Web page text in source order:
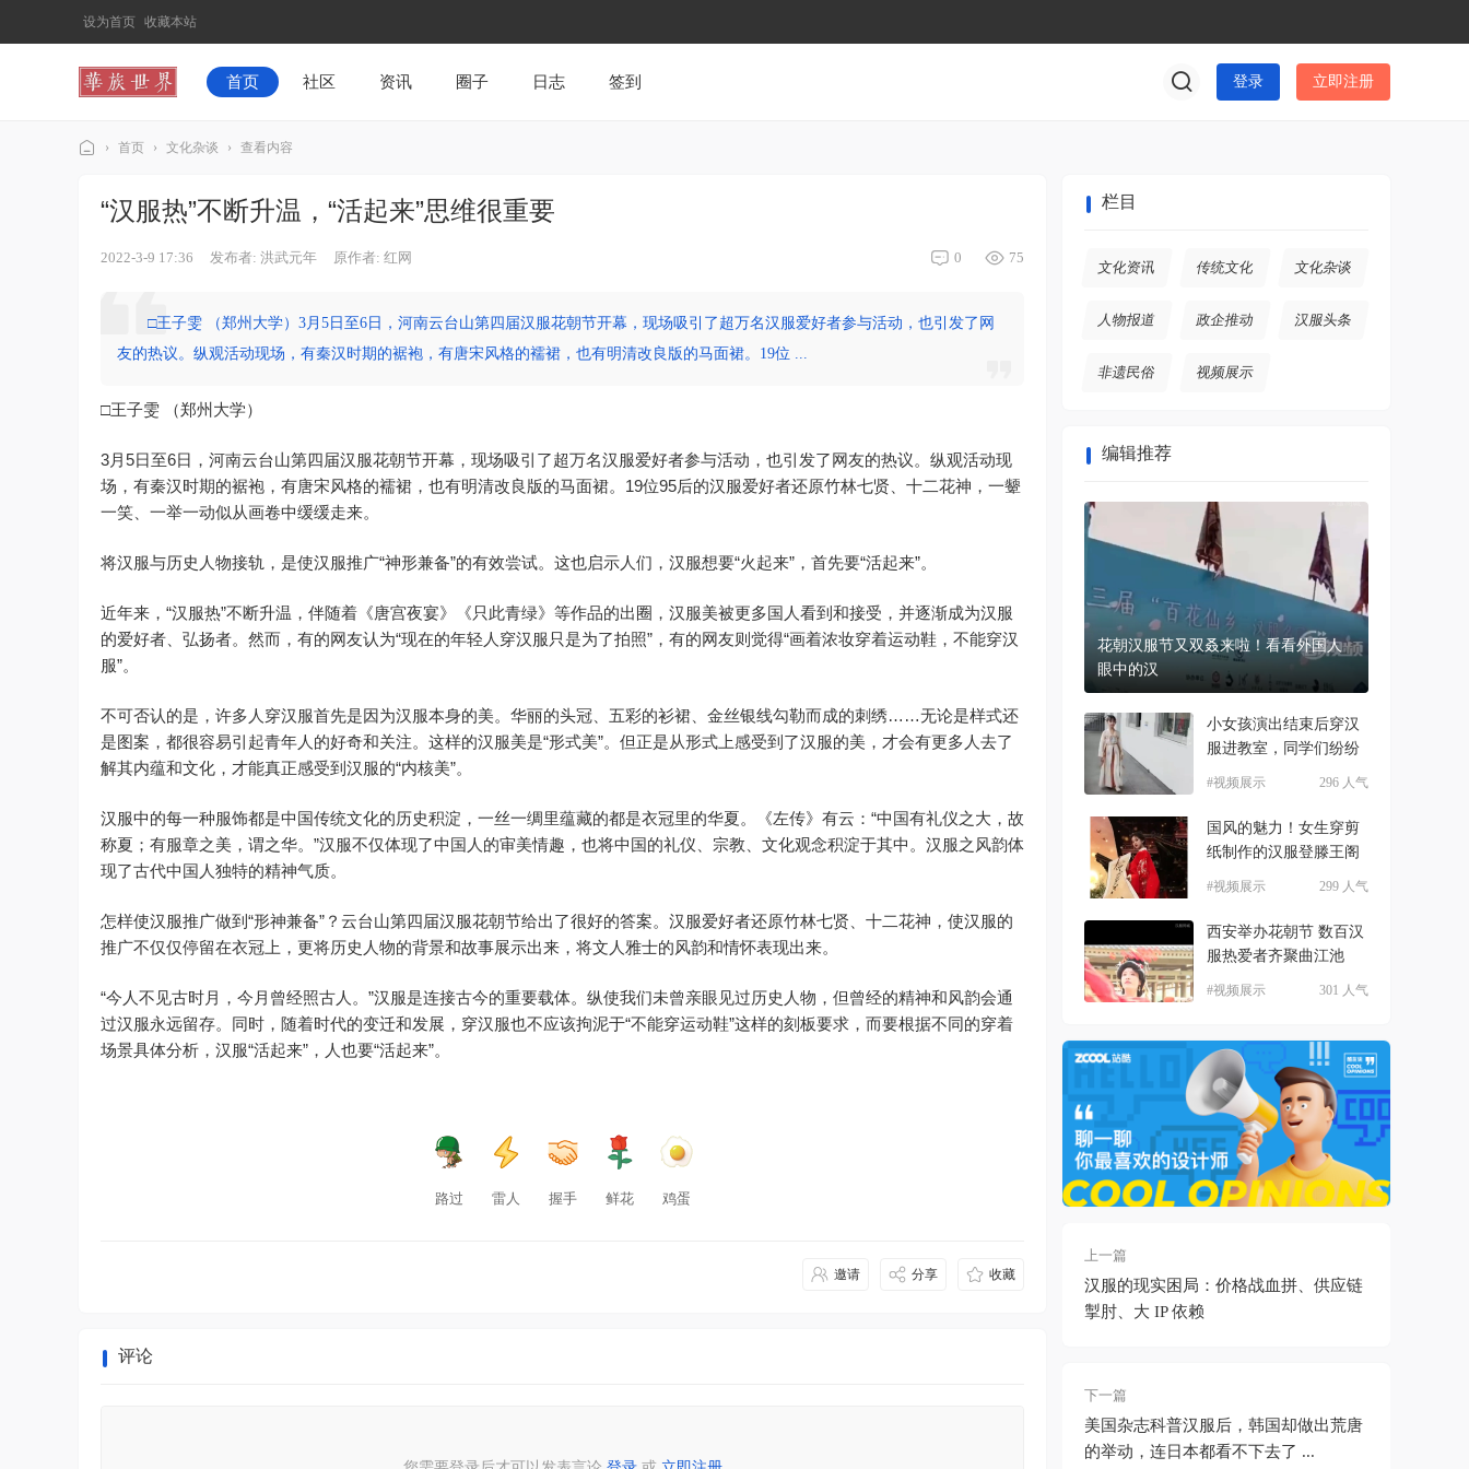
设为首页 收藏本站
首页 社区 资讯 圈子 日志 签到 登录 立即注册
› 首页 › 文化杂谈 › 查看内容
“汉服热”不断升温，“活起来”思维很重要
75
0
2022-3-9 17:36 发布者: 洪武元年 原作者: 红网
□王子雯 （郑州大学）3月5日至6日，河南云台山第四届汉服花朝节开幕，现场吸引了超万名汉服爱好者参与活动，也引发了网
友的热议。纵观活动现场，有秦汉时期的裾袍，有唐宋风格的襦裙，也有明清改良版的马面裙。19位 ...
□王子雯 （郑州大学）
3月5日至6日，河南云台山第四届汉服花朝节开幕，现场吸引了超万名汉服爱好者参与活动，也引发了网友的热议。纵观活动现
场，有秦汉时期的裾袍，有唐宋风格的襦裙，也有明清改良版的马面裙。19位95后的汉服爱好者还原竹林七贤、十二花神，一颦
一笑、一举一动似从画卷中缓缓走来。
将汉服与历史人物接轨，是使汉服推广“神形兼备”的有效尝试。这也启示人们，汉服想要“火起来”，首先要“活起来”。
近年来，“汉服热”不断升温，伴随着《唐宫夜宴》《只此青绿》等作品的出圈，汉服美被更多国人看到和接受，并逐渐成为汉服
的爱好者、弘扬者。然而，有的网友认为“现在的年轻人穿汉服只是为了拍照”，有的网友则觉得“画着浓妆穿着运动鞋，不能穿汉
服”。
不可否认的是，许多人穿汉服首先是因为汉服本身的美。华丽的头冠、五彩的衫裙、金丝银线勾勒而成的刺绣……无论是样式还
是图案，都很容易引起青年人的好奇和关注。这样的汉服美是“形式美”。但正是从形式上感受到了汉服的美，才会有更多人去了
解其内蕴和文化，才能真正感受到汉服的“内核美”。
汉服中的每一种服饰都是中国传统文化的历史积淀，一丝一绸里蕴藏的都是衣冠里的华夏。《左传》有云：“中国有礼仪之大，故
称夏；有服章之美，谓之华。”汉服不仅体现了中国人的审美情趣，也将中国的礼仪、宗教、文化观念积淀于其中。汉服之风韵体
现了古代中国人独特的精神气质。
怎样使汉服推广做到“形神兼备”？云台山第四届汉服花朝节给出了很好的答案。汉服爱好者还原竹林七贤、十二花神，使汉服的
推广不仅仅停留在衣冠上，更将历史人物的背景和故事展示出来，将文人雅士的风韵和情怀表现出来。
“今人不见古时月，今月曾经照古人。”汉服是连接古今的重要载体。纵使我们未曾亲眼见过历史人物，但曾经的精神和风韵会通
过汉服永远留存。同时，随着时代的变迁和发展，穿汉服也不应该拘泥于“不能穿运动鞋”这样的刻板要求，而要根据不同的穿着
场景具体分析，汉服“活起来”，人也要“活起来”。
路过 雷人 握手 鲜花 鸡蛋
收藏
分享
邀请
评论
栏目
文化资讯 传统文化 文化杂谈
人物报道 政企推动 汉服头条
非遗民俗 视频展示
编辑推荐
花朝汉服节又双叒来啦！看看外国人
眼中的汉
小女孩演出结束后穿汉
服进教室，同学们纷纷
296 人气
#视频展示
国风的魅力！女生穿剪
纸制作的汉服登滕王阁
299 人气
#视频展示
西安举办花朝节 数百汉
服热爱者齐聚曲江池
301 人气
#视频展示
上一篇
汉服的现实困局：价格战血拼、供应链
掣肘、大 IP 依赖
下一篇
美国杂志科普汉服后，韩国却做出荒唐
的举动，连日本都看不下去了 ...